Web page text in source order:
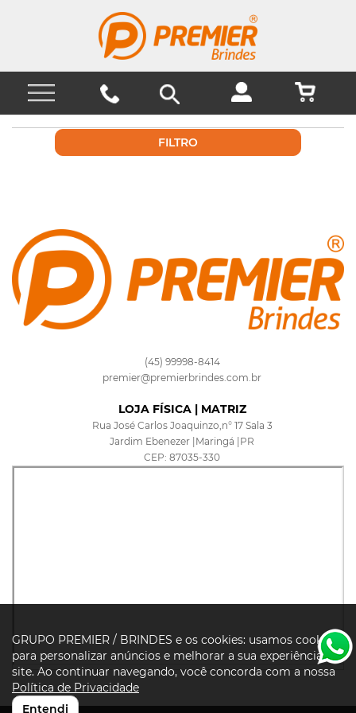
FILTRO
(45) 99998-8414
premier@premierbrindes.com.br
LOJA FÍSICA | MATRIZ
Rua José Carlos Joaquinzo,n° 17 Sala 3
Jardim Ebenezer |Maringá |PR
CEP: 87035-330
GRUPO PREMIER / BRINDES e os cookies: usamos cookies
para personalizar anúncios e melhorar a sua experiência no
site. Ao continuar navegando, você concorda com a nossa
Política de Privacidade
Entendi